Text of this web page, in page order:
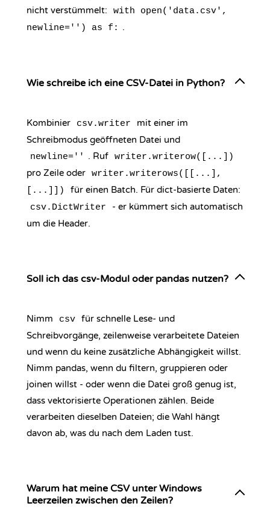
nicht verstümmelt:
with open('data.csv',
newline='') as f: .
Wie schreibe ich eine CSV-Datei in Python?
Kombinier csv.writer
mit einer im
Schreibmodus geöffneten Datei und
newline='' . Ruf writer.writerow([...])
pro Zeile oder writer.writerows([[...],
[...]])
für einen Batch. Für dict-basierte Daten:
csv.DictWriter
- er kümmert sich automatisch
um die Header.
Soll ich das csv-Modul oder pandas nutzen?
Nimm csv für schnelle Lese- und
Schreibvorgänge, zeilenweise verarbeitete Dateien
und wenn du keine zusätzliche Abhängigkeit willst.
Nimm pandas, wenn du filtern, gruppieren oder
joinen willst - oder wenn die Datei groß genug ist,
dass vektorisierte Operationen zählen. Beide
verarbeiten dieselben Dateien; die Wahl hängt
davon ab, was du nach dem Laden tust.
Warum hat meine CSV unter Windows
Leerzeilen zwischen den Zeilen?